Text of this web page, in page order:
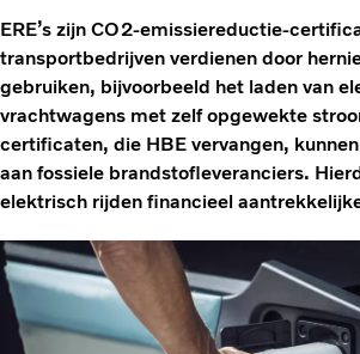
Truck Builder
Services
Dealer locator
Nieuws
Over ons
ERE’s zijn CO2-emissiereductie-
transportbedrijven verdienen door
gebruiken, bijvoorbeeld het laden van
vrachtwagens met zelf opgewekte
certificaten, die HBE vervangen,
aan fossiele brandstofleveranciers.
elektrisch rijden financieel